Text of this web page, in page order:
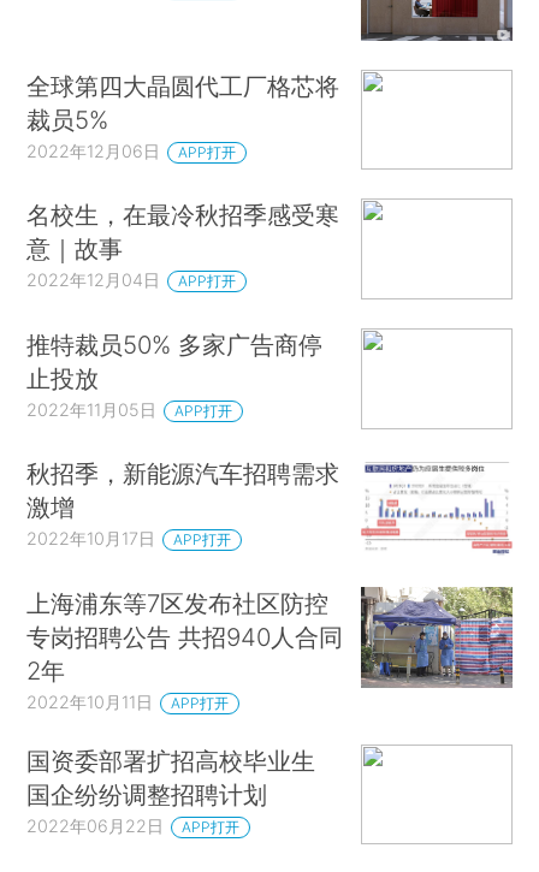
全球第四大晶圆代工厂格芯将
裁员5%
2022年12月06日 APP打开
名校生，在最冷秋招季感受寒
意｜故事
2022年12月04日 APP打开
推特裁员50% 多家广告商停
止投放
2022年11月05日 APP打开
秋招季，新能源汽车招聘需求
激增
2022年10月17日 APP打开
上海浦东等7区发布社区防控
专岗招聘公告 共招940人合同
2年
2022年10月11日 APP打开
国资委部署扩招高校毕业生
国企纷纷调整招聘计划
2022年06月22日 APP打开